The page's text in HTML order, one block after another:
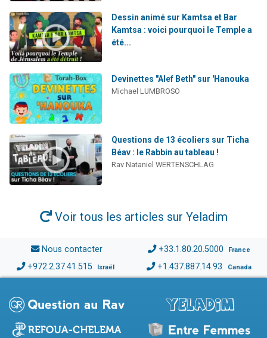
Dessin animé sur Kamtsa et Bar
Kamtsa : voici pourquoi le Temple a
été...
Devinettes "Alef Beth" sur 'Hanouka
Michael LUMBROSO
Questions de 13 écoliers sur Ticha
Béav : le Rabbin au tableau !
Rav Nataniel WERTENSCHLAG
Voir tous les articles sur Yeladim
Nous contacter +33.1.80.20.5000 France
+972.2.37.41.515 Israël +1.437.887.14.93 Canada